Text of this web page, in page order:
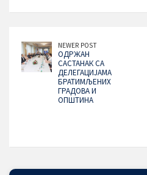
NEWER POST
ОДРЖАН
САСТАНАК СА
ДЕЛЕГАЦИЈАМА
БРАТИМЉЕНИХ
ГРАДОВА И
ОПШТИНА